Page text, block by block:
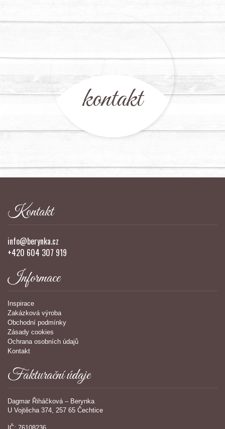
kontakt
Kontakt
info@berynka.cz
+420 604 307 919
Informace
Inspirace
Zakázková výroba
Obchodní podmínky
Zásady cookies
Ochrana osobních údajů
Kontakt
Fakturační údaje
Dagmar Řiháčková – Berynka
U Vojtěcha 374, 257 65 Čechtice